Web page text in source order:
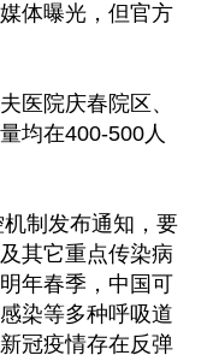
体曝光，但官方
医院庆春院区、
均在400-500人
制发布通知，要
其它重点传染病
年春季，中国可
染等多种呼吸道
冠疫情存在反弹